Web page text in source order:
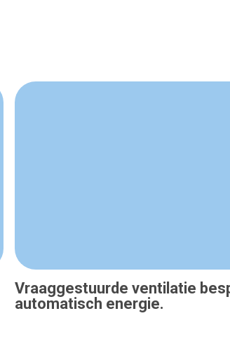
Vraaggestuurde ventilatie
automatisch energie.